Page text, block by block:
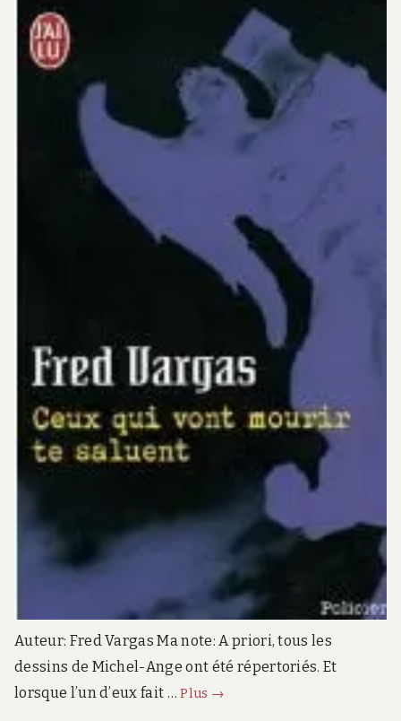
Auteur: Fred Vargas Ma note: A priori, tous les
dessins de Michel-Ange ont été répertoriés. Et
lorsque l’un d’eux fait …Plus Ceux
→